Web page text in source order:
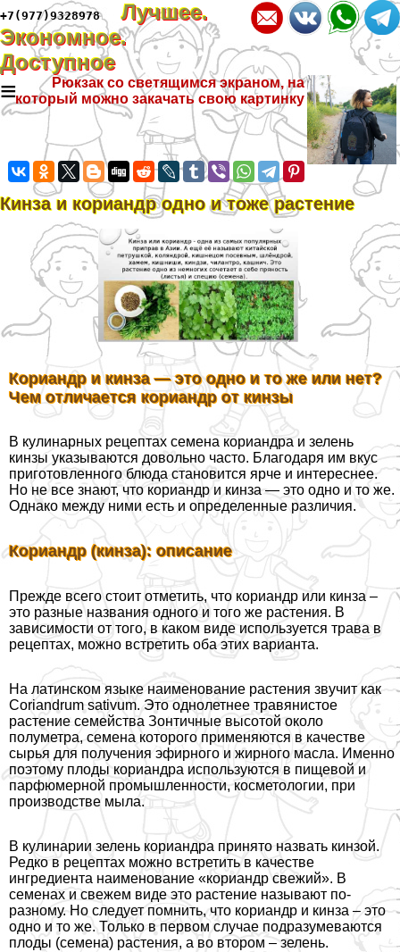
+7(977)9328978
Лучшее.
Экономное.
Доступное
≡
Рюкзак со светящимся экраном, на
который можно закачать свою картинку
Кинза и кориандр одно и тоже растение
Кориандр и кинза — это одно и то же или нет?
Чем отличается кориандр от кинзы
В кулинарных рецептах семена кориандра и зелень
кинзы указываются довольно часто. Благодаря им вкус
приготовленного блюда становится ярче и интереснее.
Но не все знают, что кориандр и кинза — это одно и то же.
Однако между ними есть и определенные различия.
Кориандр (кинза): описание
Прежде всего стоит отметить, что кориандр или кинза –
это разные названия одного и того же растения. В
зависимости от того, в каком виде используется трава в
рецептах, можно встретить оба этих варианта.
На латинском языке наименование растения звучит как
Coriandrum sativum. Это однолетнее травянистое
растение семейства Зонтичные высотой около
полуметра, семена которого применяются в качестве
сырья для получения эфирного и жирного масла. Именно
поэтому плоды кориандра используются в пищевой и
парфюмерной промышленности, косметологии, при
производстве мыла.
В кулинарии зелень кориандра принято назвать кинзой.
Редко в рецептах можно встретить в качестве
ингредиента наименование «кориандр свежий». В
семенах и свежем виде это растение называют по-
разному. Но следует помнить, что кориандр и кинза – это
одно и то же. Только в первом случае подразумеваются
плоды (семена) растения, а во втором – зелень.